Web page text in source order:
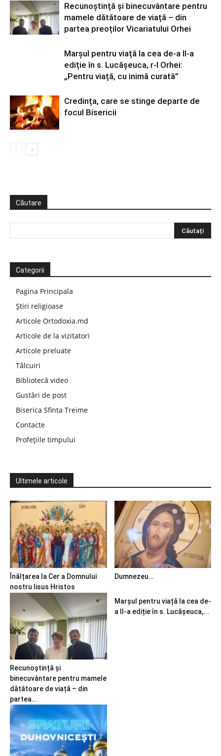
Recunoștință și binecuvântare pentru
mamele dătătoare de viață – din
partea preoților Vicariatului Orhei
Marșul pentru viață la cea de-a II-a
ediție în s. Lucășeuca, r-l Orhei:
„Pentru viață, cu inimă curată”
Credința, care se stinge departe de
focul Bisericii
Căutare
Categorii
Pagina Principala
Știri religioase
Articole Ortodoxia.md
Articole de la vizitatori
Articole preluate
Tâlcuiri
Bibliotecă video
Gustări de post
Biserica Sfinta Treime
Contacte
Profețiile timpului
Ultimele articole
Înălțarea la Cer a Domnului
nostru Iisus Hristos
Dumnezeu…
Recunoștință și
binecuvântare pentru mamele
dătătoare de viață – din
partea...
Marșul pentru viață la cea de-
a II-a ediție în s. Lucășeuca,...